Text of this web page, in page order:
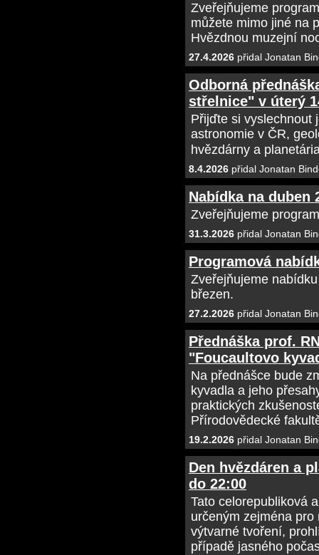
Zveřejňujeme
můžete mimo jiné na
Hvězdnou muzejní
27.4.2026 přidal Jonatan
Odborná
střelnice" v úterý
Přijďte si vyslechnout
astronomie v ČR,
hvězdárny a
8.4.2026 přidal Jonatan
Nabídka na duben
Zveřejňujeme
31.3.2026 přidal Jonatan
Programová
Zveřejňujeme
březen.
27.2.2026 přidal Jonatan
Přednáška prof.
"Foucaultovo
Na přednášce bude
kyvadla a jeho
praktických
Přírodovědecké
19.2.2026 přidal Jonatan
Den hvězdáren a
do 22:00
Tato celorepubliková
určeným zejména
výtvarné tvoření,
případě jasného